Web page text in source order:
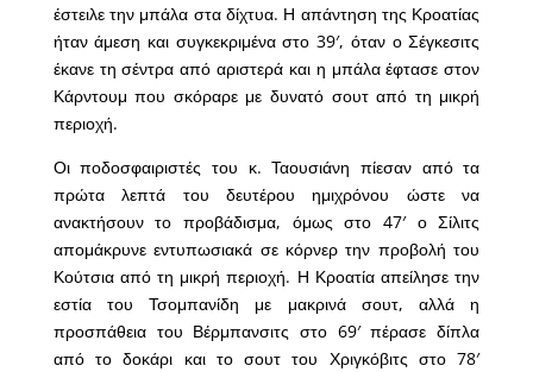
έστειλε την μπάλα στα δίχτυα. Η απάντηση της Κροατίας
ήταν άμεση και συγκεκριμένα στο 39′, όταν ο Σέγκεσιτς
έκανε τη σέντρα από αριστερά και η μπάλα έφτασε στον
Κάρντουμ που σκόραρε με δυνατό σουτ από τη μικρή
περιοχή.
Οι ποδοσφαιριστές του κ. Ταουσιάνη πίεσαν από τα
πρώτα λεπτά του δευτέρου ημιχρόνου ώστε να
ανακτήσουν το προβάδισμα, όμως στο 47′ ο Σίλιτς
απομάκρυνε εντυπωσιακά σε κόρνερ την προβολή του
Κούτσια από τη μικρή περιοχή. Η Κροατία απείλησε την
εστία του Τσομπανίδη με μακρινά σουτ, αλλά η
προσπάθεια του Βέρμπανσιτς στο 69′ πέρασε δίπλα
από το δοκάρι και το σουτ του Χριγκόβιτς στο 78′